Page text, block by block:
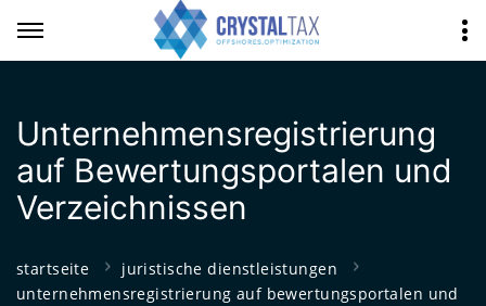
Unternehmensregistrierung
auf Bewertungsportalen und
Verzeichnissen
startseite
juristische dienstleistungen
unternehmensregistrierung auf bewertungsportalen und